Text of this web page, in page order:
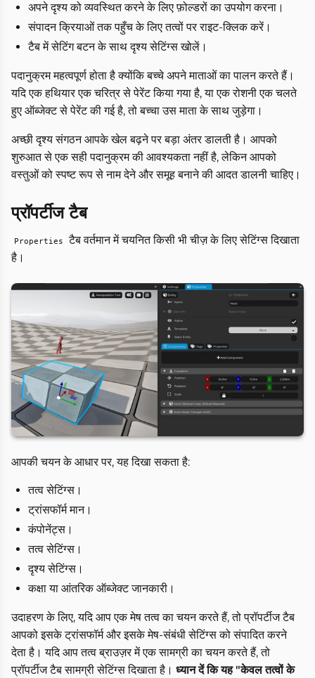
अपने दृश्य को व्यवस्थित करने के लिए फ़ोल्डरों का उपयोग करना।
संपादन क्रियाओं तक पहुँच के लिए तत्वों पर राइट-क्लिक करें।
टैब में सेटिंग बटन के साथ दृश्य सेटिंग्स खोलें।
पदानुक्रम महत्वपूर्ण होता है क्योंकि बच्चे अपने माताओं का पालन करते हैं।
यदि एक हथियार एक चरित्र से पेरेंट किया गया है, या एक रोशनी एक चलते
हुए ऑब्जेक्ट से पेरेंट की गई है, तो बच्चा उस माता के साथ जुड़ेगा।
अच्छी दृश्य संगठन आपके खेल बढ़ने पर बड़ा अंतर डालती है। आपको
शुरुआत से एक सही पदानुक्रम की आवश्यकता नहीं है, लेकिन आपको
वस्तुओं को स्पष्ट रूप से नाम देने और समूह बनाने की आदत डालनी चाहिए।
प्रॉपर्टीज टैब
Properties टैब वर्तमान में चयनित किसी भी चीज़ के लिए सेटिंग्स दिखाता
है।
आपकी चयन के आधार पर, यह दिखा सकता है:
तत्व सेटिंग्स।
ट्रांसफॉर्म मान।
कंपोनेंट्स।
तत्व सेटिंग्स।
दृश्य सेटिंग्स।
कक्षा या आंतरिक ऑब्जेक्ट जानकारी।
उदाहरण के लिए, यदि आप एक मेष तत्व का चयन करते हैं, तो प्रॉपर्टीज टैब
आपको इसके ट्रांसफॉर्म और इसके मेष-संबंधी सेटिंग्स को संपादित करने
देता है। यदि आप तत्व ब्राउज़र में एक सामग्री का चयन करते हैं, तो
प्रॉपर्टीज टैब सामग्री सेटिंग्स दिखाता है। ध्यान दें कि यह "केवल तत्वों के